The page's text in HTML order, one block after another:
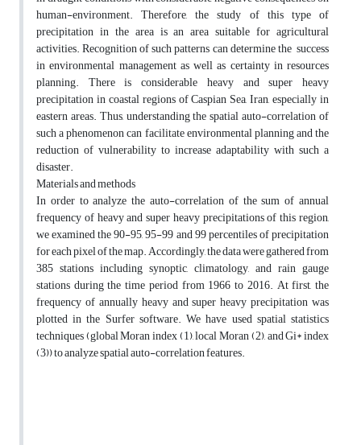
human-environment. Therefore, the study of this type of
precipitation in the area is an area suitable for agricultural
activities. Recognition of such patterns can determine the success
in environmental management as well as certainty in resources
planning. There is considerable heavy and super heavy
precipitation in coastal regions of Caspian Sea, Iran, especially in
eastern areas. Thus, understanding the spatial auto-correlation of
such a phenomenon can facilitate environmental planning and the
reduction of vulnerability to increase adaptability with such a
disaster.
Materials and methods
In order to analyze the auto-correlation of the sum of annual
frequency of heavy and super heavy precipitations of this region,
we examined the 90-95, 95-99 and 99 percentiles of precipitation
for each pixel of the map. Accordingly, the data were gathered from
385 stations including synoptic, climatology, and rain gauge
stations during the time period from 1966 to 2016. At first, the
frequency of annually heavy and super heavy precipitation was
plotted in the Surfer software. We have used spatial statistics
techniques (global Moran index (1), local Moran (2), and Gi* index
(3)) to analyze spatial auto-correlation features.